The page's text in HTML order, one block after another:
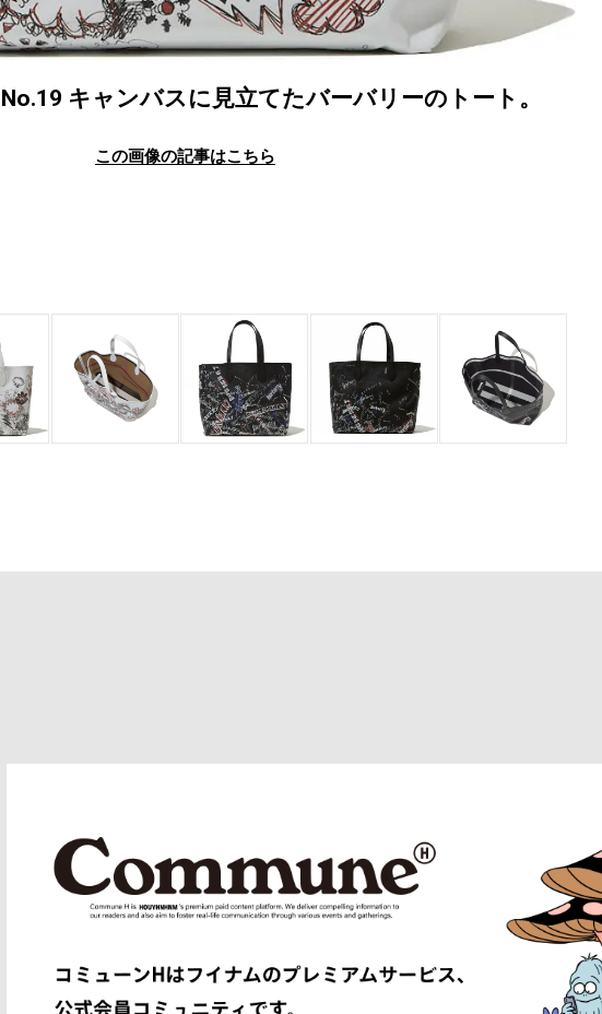
キャンバスに見立てたバーバリーのトート。
この画像の記事はこちら